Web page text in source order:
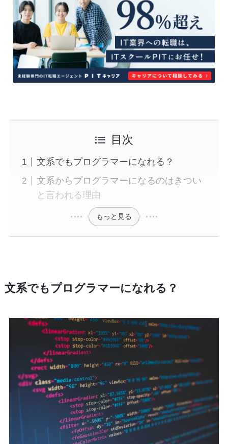
目次
文系でもプログラマーになれる？
文系からプログラマーになるのはきつい
と言われる理由
もっと見る
文系でもプログラマーになれる？